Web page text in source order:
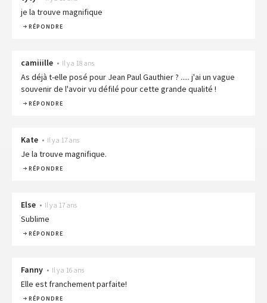
je la trouve magnifique
RÉPONDRE
camiiille • Il y a 18 ans
As déjà t-elle posé pour Jean Paul Gauthier ? ..... j'ai un vague
souvenir de l'avoir vu défilé pour cette grande qualité !
RÉPONDRE
Kate • Il y a 17 ans
Je la trouve magnifique.
RÉPONDRE
Else • Il y a 17 ans
Sublime
RÉPONDRE
Fanny • Il y a 16 ans
Elle est franchement parfaite!
RÉPONDRE